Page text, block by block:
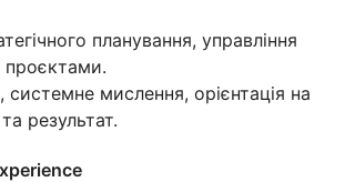
планування, управління
системне мислення, орієнтація на
результат.